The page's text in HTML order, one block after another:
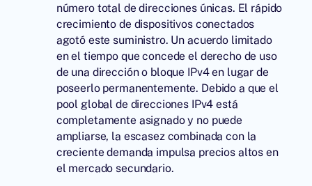
número total de direcciones únicas. El rápido
crecimiento de dispositivos conectados
agotó este suministro. Un acuerdo limitado
en el tiempo que concede el derecho de uso
de una dirección o bloque IPv4 en lugar de
poseerlo permanentemente. Debido a que el
pool global de direcciones IPv4 está
completamente asignado y no puede
ampliarse, la escasez combinada con la
creciente demanda impulsa precios altos en
el mercado secundario.